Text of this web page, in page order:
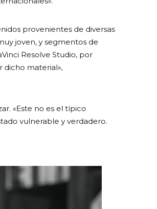
provenientes de diversas
joven, y segmentos de
Resolve Studio, por
dicho material»,
«Este no es el típico
vulnerable y verdadero.